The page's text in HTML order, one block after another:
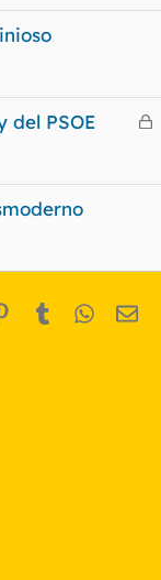
a
C
r
del PSOE
Pinterest
Tumblr